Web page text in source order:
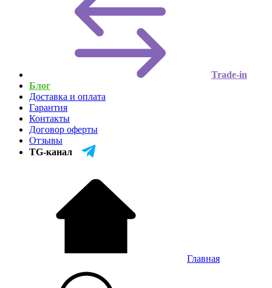
Trade-in
Блог
Доставка и оплата
Гарантия
Контакты
Договор оферты
Отзывы
TG-канал
Главная